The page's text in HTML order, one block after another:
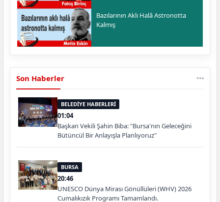
Bazılarının Aklı Halâ Astronotta
Kalmış
Son Haberler
BELEDİYE HABERLERİ
01:04
Başkan Vekili Şahin Biba: "Bursa'nın Geleceğini
Bütüncül Bir Anlayışla Planlıyoruz"
BURSA
20:46
UNESCO Dünya Mirası Gönüllüleri (WHV) 2026
Cumalıkızık Programı Tamamlandı.